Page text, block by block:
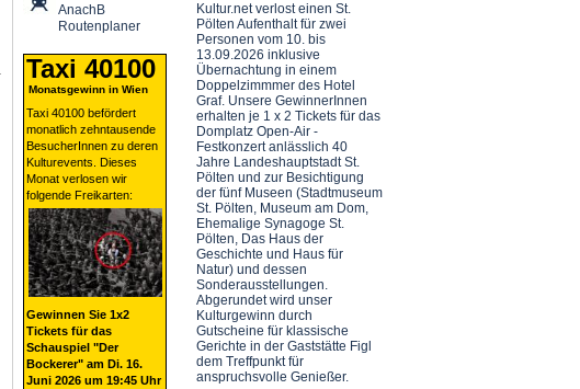
AnachB
Routenplaner
Taxi 40100
Monatsgewinn in Wien
Taxi 40100 befördert
monatlich zehntausende
BesucherInnen zu deren
Kulturevents. Dieses
Monat verlosen wir
folgende Freikarten:
Gewinnen Sie 1x2
Tickets für das
Schauspiel "Der
Bockerer" am Di. 16.
Juni 2026 um 19:45 Uhr
Kultur.net verlost einen St.
Pölten Aufenthalt für zwei
Personen vom 10. bis
13.09.2026 inklusive
Übernachtung in einem
Doppelzimmmer des Hotel
Graf. Unsere GewinnerInnen
erhalten je 1 x 2 Tickets für das
Domplatz Open-Air -
Festkonzert anlässlich 40
Jahre Landeshauptstadt St.
Pölten und zur Besichtigung
der fünf Museen (Stadtmuseum
St. Pölten, Museum am Dom,
Ehemalige Synagoge St.
Pölten, Das Haus der
Geschichte und Haus für
Natur) und dessen
Sonderausstellungen.
Abgerundet wird unser
Kulturgewinn durch
Gutscheine für klassische
Gerichte in der Gaststätte Figl
dem Treffpunkt für
anspruchsvolle Genießer.